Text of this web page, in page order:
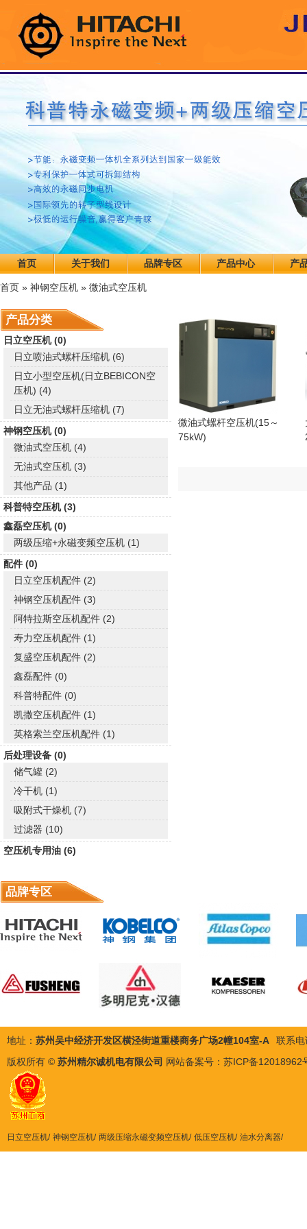
首页 关于我们 品牌专区 产品中心 产
首页 » 神钢空压机 » 微油式空压机
产品分类
日立空压机 (0)
日立喷油式螺杆压缩机 (6)
日立小型空压机(日立BEBICON空
压机) (4)
日立无油式螺杆压缩机 (7)
神钢空压机 (0)
微油式空压机 (4)
无油式空压机 (3)
其他产品 (1)
科普特空压机 (3)
鑫磊空压机 (0)
两级压缩+永磁变频空压机 (1)
配件 (0)
日立空压机配件 (2)
神钢空压机配件 (3)
阿特拉斯空压机配件 (2)
寿力空压机配件 (1)
复盛空压机配件 (2)
鑫磊配件 (0)
科普特配件 (0)
凯撒空压机配件 (1)
英格索兰空压机配件 (1)
后处理设备 (0)
储气罐 (2)
冷干机 (1)
吸附式干燥机 (7)
过滤器 (10)
空压机专用油 (6)
微油式螺杆空压机(15～
75kW)
品牌专区
地址： 苏州吴中经济开发区横泾街道重楼商务广场2幢104室-A
联系电
版权所有 © 苏州精尔诚机电有限公司 网站备案号： 苏ICP备12018962
日立空压机 神钢空压机 两级压缩永磁变频空压机 低压空压机 油水分离器